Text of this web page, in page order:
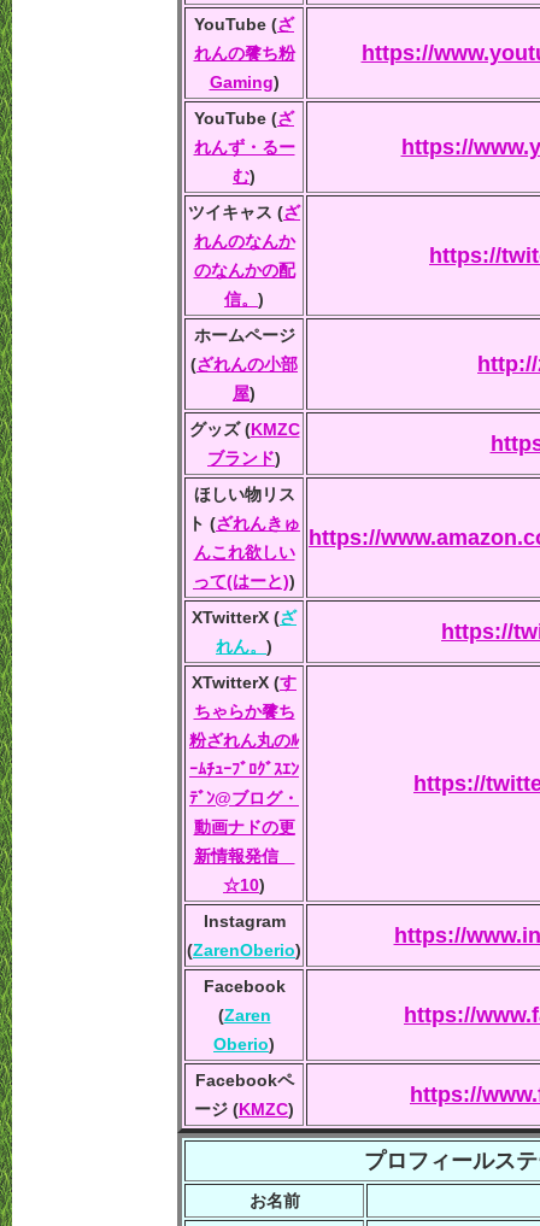
YouTube (ざ
れんの餮ち粉
Gaming)
https://
YouTube (ざ
れんず・るー
む)
https://
ツイキャス (ざ
れんのなんか
のなんかの配
信。 )
https://
ホームページ
(ざれんの小部
屋)
グッズ (KMZC
ブランド)
ほしい物リス
ト (ざれんきゅ
んこれ欲しい
って(はーと))
https://
XTwitterX (ざ
れん。 )
https://
XTwitterX (す
ちゃらか餮ち
粉ざれん丸のﾙ
ｰﾑﾁｭｰﾌﾞﾛｸﾞｽｴﾝ
ﾃﾞﾝ@ブログ・
動画ナドの更
新情報発信
☆10)
https://
Instagram
(ZarenOberio)
https://
Facebook
(Zaren
Oberio)
https://
Facebookペ
ージ (KMZC)
https://
プロフィールス
お名前